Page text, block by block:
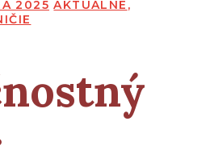
2025 AKTUÁLNE ,